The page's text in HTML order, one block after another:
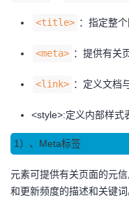
<title> ：指定整
<meta> ：提供有关
<link> ：定义文档
<style>:定义内部样式
1）、Meta标签
元素可提供有关页面的元
和更新频度的描述和关键词